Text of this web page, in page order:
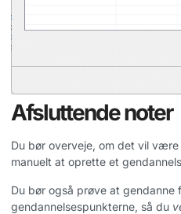
Afsluttende noter
Du bør overveje, om det vil
manuelt at oprette et
Du bør også prøve at gendanne
gendannelsespunkterne, så du